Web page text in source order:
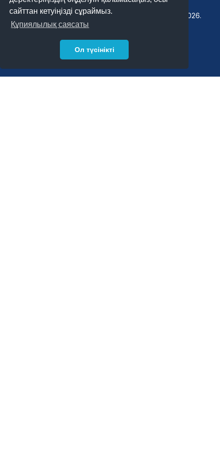
сайттан кетуіңізді сұраймыз.
Құпиялылық саясаты
Ол түсінікті
© Цифрлық құқықтар мен бостандықтар ландшафты 2026.